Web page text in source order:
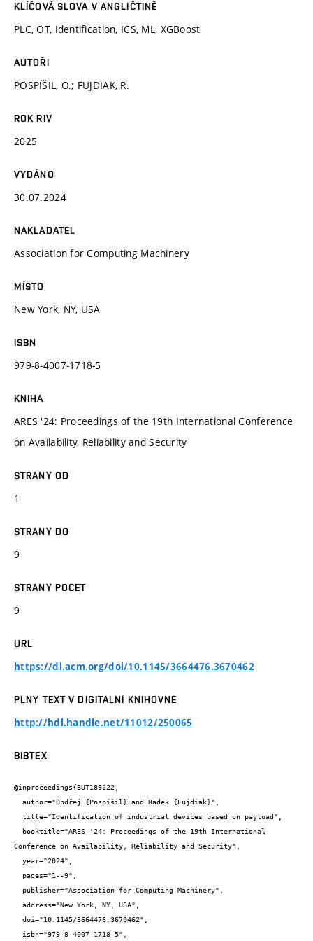
KLÍČOVÁ SLOVA V ANGLIČTINĚ
PLC, OT, Identification, ICS, ML, XGBoost
AUTOŘI
POSPÍŠIL, O.; FUJDIAK, R.
ROK RIV
2025
VYDÁNO
30.07.2024
NAKLADATEL
Association for Computing Machinery
MÍSTO
New York, NY, USA
ISBN
979-8-4007-1718-5
KNIHA
ARES '24: Proceedings of the 19th International Conference
on Availability, Reliability and Security
STRANY OD
1
STRANY DO
9
STRANY POČET
9
URL
https://dl.acm.org/doi/10.1145/3664476.3670462
PLNÝ TEXT V DIGITÁLNÍ KNIHOVNĚ
http://hdl.handle.net/11012/250065
BIBTEX
@inproceedings{BUT189222,
Conference on Availability, Reliability and Security",